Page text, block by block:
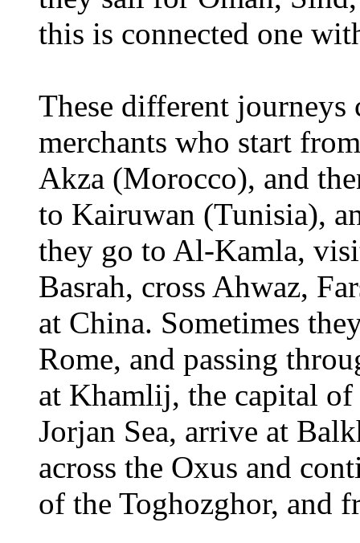
this is connected one
These different journeys
merchants who start
Akza (Morocco), and
to Kairuwan (Tunisia),
they go to Al-Kamla,
Basrah, cross Ahwaz,
at China. Sometimes
Rome, and passing
at Khamlij, the capital of
Jorjan Sea, arrive at
across the Oxus and
of the Toghozghor, and